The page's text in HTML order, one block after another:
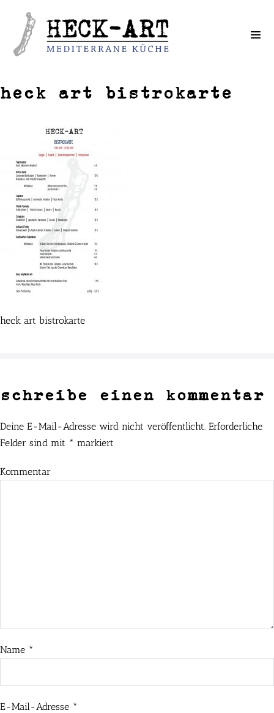
Weiter
Inhalt
heck art bistrokarte
heck art bistrokarte
schreibe einen kommentar
Deine E-Mail-Adresse wird nicht veröffentlicht. Erforderliche
Felder sind mit * markiert
Kommentar
Name *
E-Mail-Adresse *